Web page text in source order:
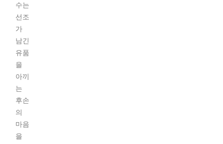
수는
선조
가
남긴
유품
을
아끼
는
후손
의
마음
을